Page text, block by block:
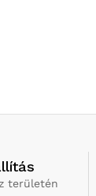
területén